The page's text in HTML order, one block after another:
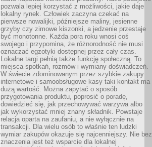
pozwala lepiej korzystać z możliwości, jakie daje
lokalny rynek. Człowiek zaczyna czekać na
pierwsze nowalijki, późniejsze maliny, jesienne
grzyby czy zimowe kiszonki, a jedzenie przestaje
być monotonne. Każda pora roku wnosi coś
swojego i przypomina, że różnorodność nie musi
oznaczać egzotyki dostępnej przez cały czas.
Lokalne targi pełnią także funkcję społeczną. To
miejsca spotkań, rozmów i wymiany doświadczeń.
W świecie zdominowanym przez szybkie zakupy
internetowe i samoobsługowe kasy taki kontakt ma
dużą wartość. Można zapytać o sposób
przygotowania produktu, poprosić o poradę,
dowiedzieć się, jak przechowywać warzywa albo
jak wykorzystać mniej znany składnik. Powstaje
relacja oparta na zaufaniu, a nie wyłącznie na
transakcji. Dla wielu osób to właśnie ten ludzki
wymiar zakupów okazuje się najcenniejszy. Nie bez
znaczenia jest też wsparcie dla lokalnej